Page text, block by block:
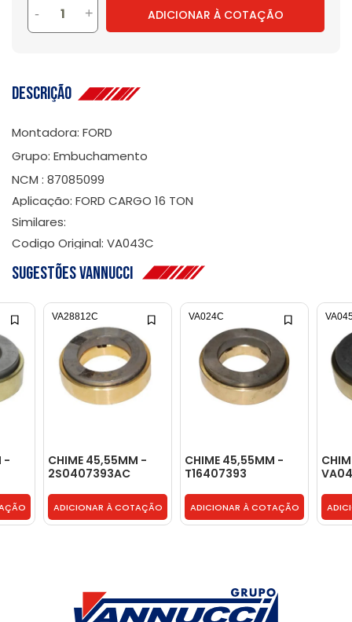
- + ADICIONAR À COTAÇÃO
Descrição
Montadora: FORD
Grupo: Embuchamento
NCM : 87085099
Aplicação: FORD CARGO 16 TON
Similares:
Codigo Original: VA043C
Sugestões Vannucci
-
CHIME 45,55MM -
2S0407393AC
ADICIONAR À COTAÇÃO
VA28812C
CHIME 45,55MM -
T16407393
ADICIONAR À COTAÇÃO
VA024C